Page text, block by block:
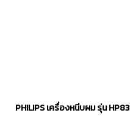
PHILIPS เครื่องหนีบผม รุ่น